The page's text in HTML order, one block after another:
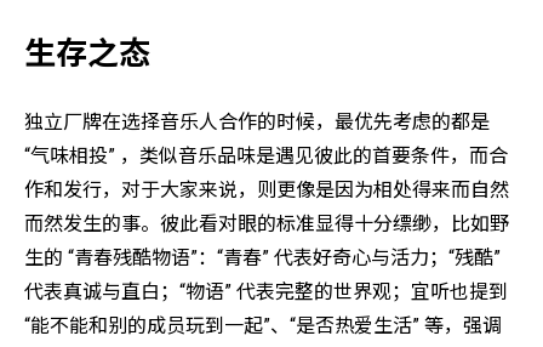
生存之态
独立厂牌在选择音乐人合作的时候，最优先考虑的都是
“气味相投” ，类似音乐品味是遇见彼此的首要条件，而合
作和发行，对于大家来说，则更像是因为相处得来而自然
而然发生的事。彼此看对眼的标准显得十分缥缈，比如野
生的 “青春残酷物语”：“青春” 代表好奇心与活力；“残酷”
代表真诚与直白；“物语” 代表完整的世界观；宜听也提到
“能不能和别的成员玩到一起”、“是否热爱生活” 等，强调